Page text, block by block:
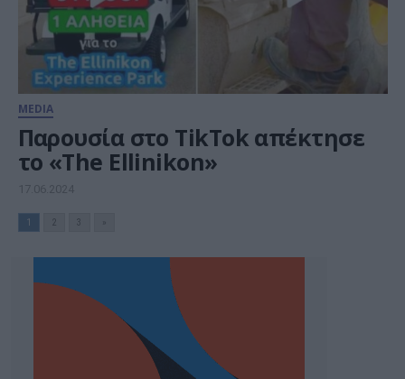
MEDIA
Παρουσία στο TikTok απέκτησε
το «The Ellinikon»
17.06.2024
1 2 3